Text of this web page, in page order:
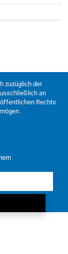
zuzüglich der
an
Rechts